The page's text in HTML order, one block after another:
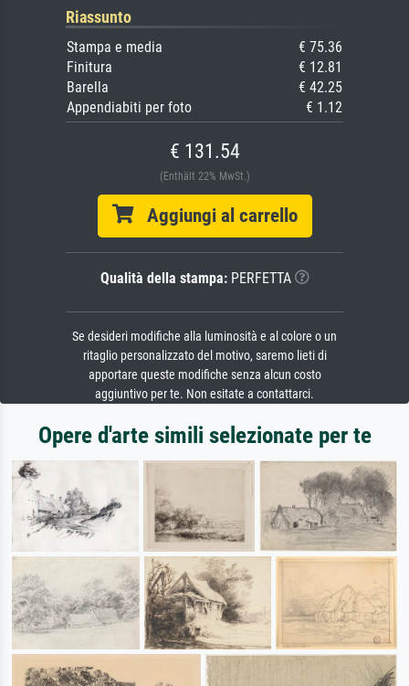
Riassunto
Stampa e media
€ 75.36
Finitura
€ 12.81
Barella
€ 42.25
Appendiabiti per foto
€ 1.12
€ 131.54
(Enthält 22% MwSt.)
Aggiungi al carrello
Qualità della stampa:PERFETTA
Se desideri modifiche alla luminosità e al colore o un
ritaglio personalizzato del motivo, saremo lieti di
apportare queste modifiche senza alcun costo
aggiuntivo per te. Non esitate a contattarci.
Opere d'arte simili selezionate per te